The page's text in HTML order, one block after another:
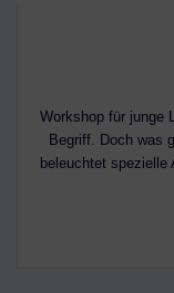
Workshop für junge
Begriff. Doch was
beleuchtet